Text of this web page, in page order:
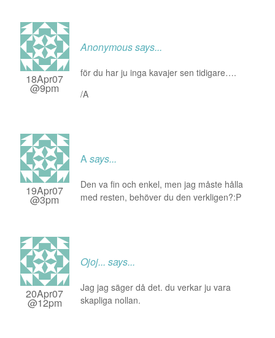
18Apr07
@9pm
Anonymoussays...
för du har ju inga kavajer sen tidigare….
/A
19Apr07
@3pm
Asays...
Den va fin och enkel, men jag måste hålla
med resten, behöver du den verkligen?:P
20Apr07
@12pm
Ojoj... says...
Jag jag säger då det. du verkar ju vara
skapliga nollan.